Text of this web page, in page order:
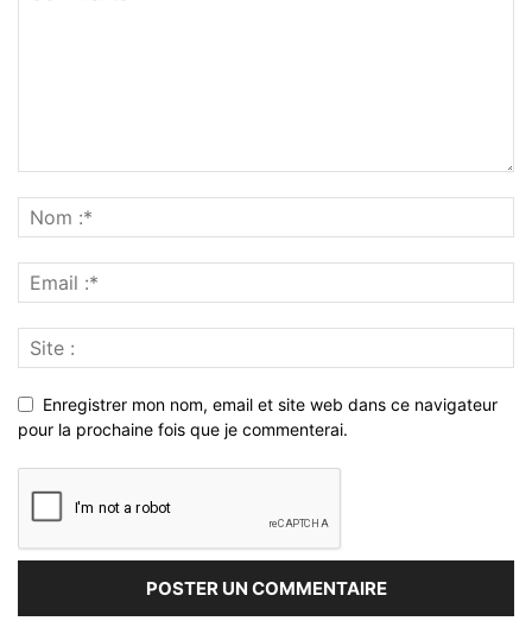
Enregistrer mon nom, email et site web dans ce navigateur
pour la prochaine fois que je commenterai.